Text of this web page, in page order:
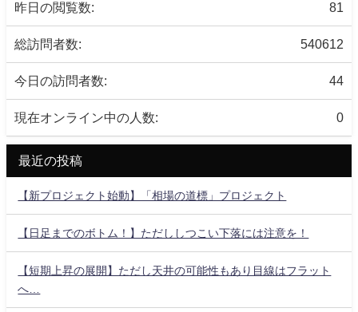
81
昨日の閲覧数:
540612
総訪問者数:
44
今日の訪問者数:
0
現在オンライン中の人数:
最近の投稿
【新プロジェクト始動】「相場の道標」プロジェクト
【日足までのボトム！】ただししつこい下落には注意を！
【短期上昇の展開】ただし天井の可能性もあり目線はフラット
へ…